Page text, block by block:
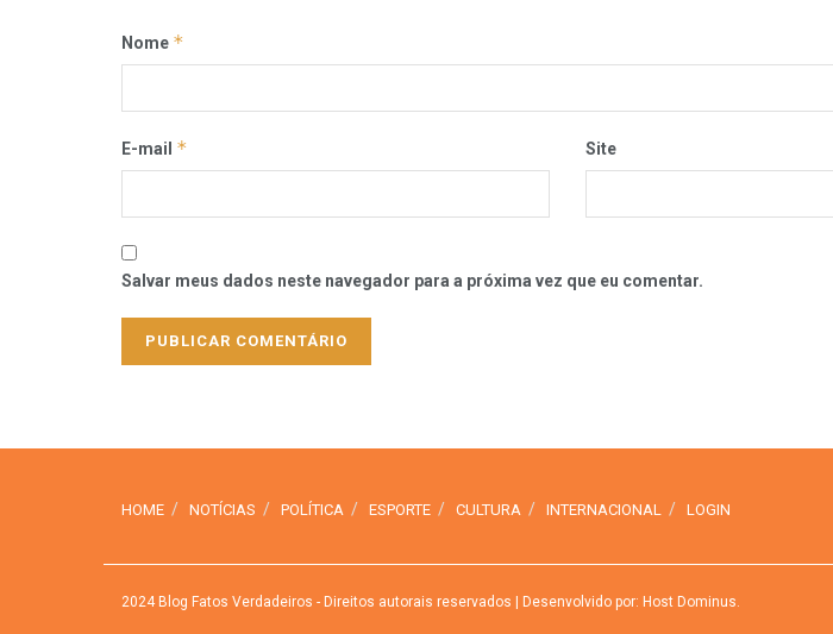
Nome *
E-mail * Site
Salvar meus dados neste navegador para a próxima vez que eu comentar.
HOME NOTÍCIAS POLÍTICA ESPORTE CULTURA INTERNACIONAL LOGIN
2024Blog Fatos Verdadeiros - Direitos autorais reservados | Desenvolvido por: Host Dominus.